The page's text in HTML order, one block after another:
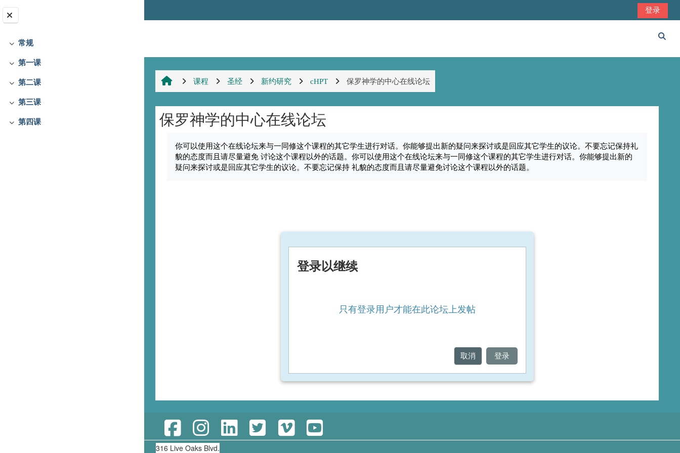
折叠
常规
折叠
第一课
折叠
第二课
折叠
第三课
折叠
第四课
登录
课程 圣经 新约研究 cHPT 保罗神学的中心在线论坛
保罗神学的中心在线论坛
你可以使用这个在线论坛来与一同修这个课程的其它学生进行对话。你能够提出新的疑问来探讨或是回应其它学生的议论。不要忘记保持礼
貌的态度而且请尽量避免 讨论这个课程以外的话题。你可以使用这个在线论坛来与一同修这个课程的其它学生进行对话。你能够提出新的
疑问来探讨或是回应其它学生的议论。不要忘记保持 礼貌的态度而且请尽量避免讨论这个课程以外的话题。
登录以继续
只有登录用户才能在此论坛上发帖
取消 登录
316 Live Oaks Blvd.